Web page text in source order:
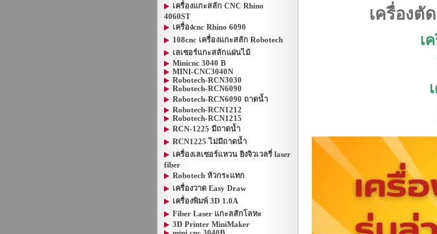
เครื่องแกะสลัก CNC Rhino
4060ST
เครื่องcnc Rhino 6090
108cnc เครื่องแกะสลัก Robotech
เลเซอร์แกะสลักแผ่นไม้
Minicnc 3040 B
MINI-CNC3040N
Robotech-RCN3030
Robotech-RCN6090
Robotech-RCN6090 ถาดน้ำ
Robotech-RCN1212
Robotech-RCN1215
RCN-1225 มีถาดน้ำ
RCN1225 ไม่มีถาดน้ำ
เครื่องเลเซอร์แหวน ยิงจิวเวลรี่ laser
fiber
Robotech หัวกระแทก
เครื่องวาด Easy Draw
เครื่องพิมพ์ 3D 1.0A
Fiber Laser แกะลสักโลหะ
3D Printer MiniMaker
เครื่องตั
เ